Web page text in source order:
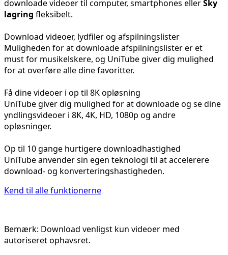
downloade videoer til computer, smartphones ellerSky
lagring fleksibelt.
Download videoer, lydfiler og afspilningslister
Muligheden for at downloade afspilningslister er et
must for musikelskere, og UniTube giver dig mulighed
for at overføre alle dine favoritter.
Få dine videoer i op til 8K opløsning
UniTube giver dig mulighed for at downloade og se dine
yndlingsvideoer i 8K, 4K, HD, 1080p og andre
opløsninger.
Op til 10 gange hurtigere downloadhastighed
UniTube anvender sin egen teknologi til at accelerere
download- og konverteringshastigheden.
Kend til alle funktionerne
Bemærk: Download venligst kun videoer med
autoriseret ophavsret.